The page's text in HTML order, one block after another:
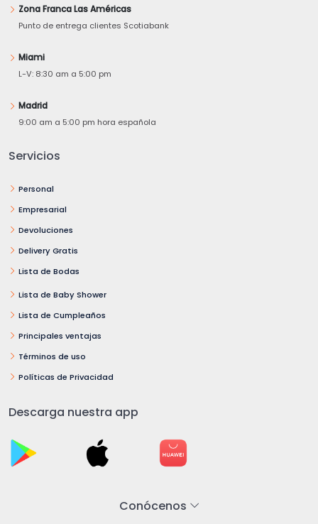
Zona Franca Las Américas
Punto de entrega clientes Scotiabank
Miami
L-V: 8:30 am a 5:00 pm
Madrid
9:00 am a 5:00 pm hora española
Servicios
Personal
Empresarial
Devoluciones
Delivery Gratis
Lista de Bodas
Lista de Baby Shower
Lista de Cumpleaños
Principales ventajas
Términos de uso
Políticas de Privacidad
Descarga nuestra app
Conócenos